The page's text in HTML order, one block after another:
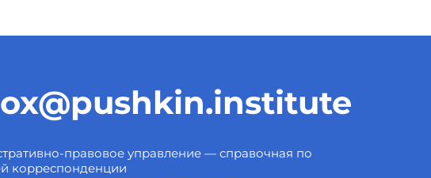
правовое управление — справочная по
корреспонденции